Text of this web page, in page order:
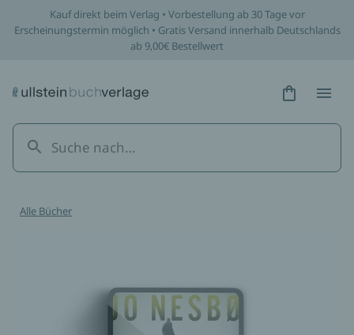
Kauf direkt beim Verlag • Vorbestellung ab 30 Tage vor
Erscheinungstermin möglich • Gratis Versand innerhalb Deutschlands
ab 9,00€ Bestellwert
Hidden
Alle Bücher